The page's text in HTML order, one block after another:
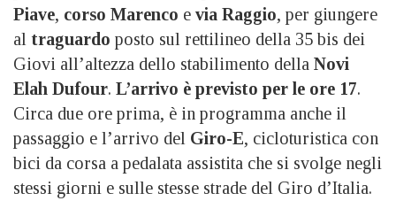
Piave, corso Marenco e via Raggio, per giungere
al traguardo posto sul rettilineo della 35 bis dei
Giovi all’altezza dello stabilimento della Novi
Elah Dufour. L’arrivo è previsto per le ore 17.
Circa due ore prima, è in programma anche il
passaggio e l’arrivo del Giro-E, cicloturistica con
bici da corsa a pedalata assistita che si svolge negli
stessi giorni e sulle stesse strade del Giro d’Italia.